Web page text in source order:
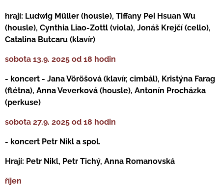
hrají: Ludwig Müller (housle), Tiffany Pei Hsuan Wu
(housle), Cynthia Liao-Zottl (viola), Jonáš Krejčí (cello),
Catalina Butcaru (klavír)
sobota 13.9. 2025 od 18 hodin
- koncert - Jana Vöröšová (klavír, cimbál), Kristýna Farag
(flétna), Anna Veverková (housle), Antonín Procházka
(perkuse)
sobota 27.9. 2025 od 18 hodin
- koncert Petr Nikl a spol.
Hrají: Petr Nikl, Petr Tichý, Anna Romanovská
říjen